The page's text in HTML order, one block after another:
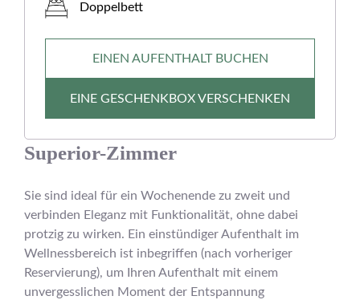
Doppelbett
EINEN AUFENTHALT BUCHEN
EINE GESCHENKBOX VERSCHENKEN
Superior-Zimmer
Sie sind ideal für ein Wochenende zu zweit und
verbinden Eleganz mit Funktionalität, ohne dabei
protzig zu wirken. Ein einstündiger Aufenthalt im
Wellnessbereich ist inbegriffen (nach vorheriger
Reservierung), um Ihren Aufenthalt mit einem
unvergesslichen Moment der Entspannung